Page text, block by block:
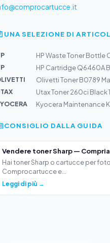
UNA SELEZIONE DI
HP Waste Toner Bottle
HP Cartridge Q6460A
Olivetti Toner B0789
Utax Toner 260ci Black
Kyocera Maintenance
CONSIGLIO DALLA GUIDA
Vendere toner Sharp —
Hai toner Sharp o cartucce per
Comprocartucce e...
Leggi di più →